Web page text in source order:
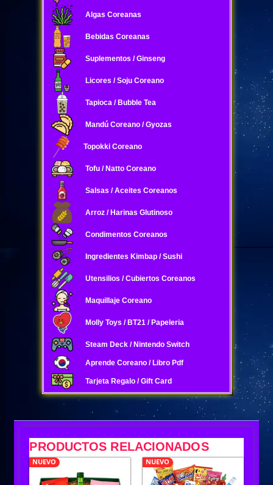
Algas Coreanas
Bebidas Coreanas
Suplementos / Ginseng
Licores / Soju Coreano
Tapioca / Bubble Tea
Mandú Coreano / Gyozas
Topokki Coreano
Tofu / Natto Coreano
Salsas / Aceites Coreanos
Arroz / Harinas Glutinoso
Condimentos Coreanos
Ingredientes Kimbap / Sushi
Utensilios / Cubiertos Coreanos
Maquillaje Coreano
Molly Toys / BT21 / Papeleria
Steam Deck / Nintendo Switch
Aprende Coreano / Libro Pdf
Tarjeta Regalo / Gift Card
PRODUCTOS RELACIONADOS
NUEVO NUEVO